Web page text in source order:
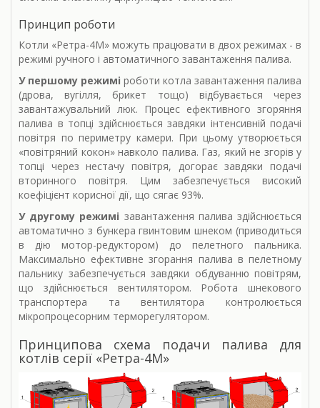
Принцип роботи
Котли «Ретра-4М» можуть працювати в двох режимах - в
режимі ручного і автоматичного завантаження палива.
У першому режимі роботи котла завантаження палива
(дрова, вугілля, брикет тощо) відбувається через
завантажувальний люк. Процес ефективного згоряння
палива в топці здійснюється завдяки інтенсивній подачі
повітря по периметру камери. При цьому утворюється
«повітряний кокон» навколо палива. Газ, який не згорів у
топці через нестачу повітря, догорає завдяки подачі
вторинного повітря. Цим забезпечується високий
коефіцієнт корисної дії, що сягає 93%.
У другому режимі завантаження палива здійснюється
автоматично з бункера гвинтовим шнеком (приводиться
в дію мотор-редуктором) до пелетного пальника.
Максимально ефективне згорання палива в пелетному
пальнику забезпечується завдяки обдуванню повітрям,
що здійснюється вентилятором. Робота шнекового
транспортера та вентилятора контролюється
мікропроцесорним терморегулятором.
Принципова схема подачи палива для
котлів серії «Ретра-4М»